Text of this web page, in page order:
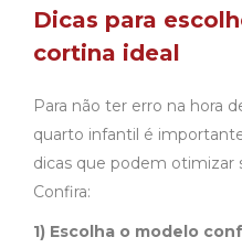
Dicas para
cortina ideal
Para não ter erro na hora
quarto infantil é
dicas que podem otimizar
Confira:
1) Escolha o modelo